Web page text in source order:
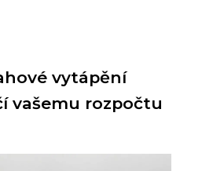
vytápění
vašemu rozpočtu